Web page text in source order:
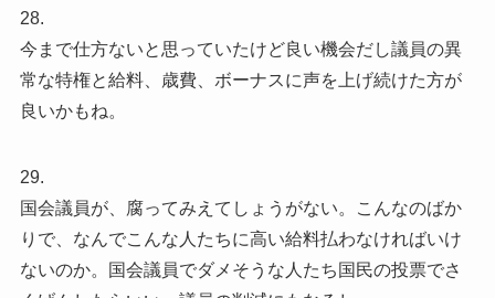
28.
今まで仕方ないと思っていたけど良い機会だし議員の異
常な特権と給料、歳費、ボーナスに声を上げ続けた方が
良いかもね。
29.
国会議員が、腐ってみえてしょうがない。こんなのばか
りで、なんでこんな人たちに高い給料払わなければいけ
ないのか。国会議員でダメそうな人たち国民の投票でさ